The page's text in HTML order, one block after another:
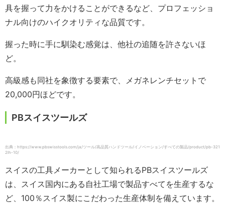
具を握って力をかけることができるなど、プロフェッショ
ナル向けのハイクオリティな品質です。
握った時に手に馴染む感覚は、他社の追随を許さないほ
ど。
高級感も同社を象徴する要素で、メガネレンチセットで
20,000円ほどです。
PBスイスツールズ
出典：https://www.pbswisstools.com/ja/ツール/高品質ハンドツール/イノベーション/すべての製品/product/pb-321
2lh-10/
スイスの工具メーカーとして知られるPBスイスツールズ
は、スイス国内にある自社工場で製品すべてを生産するな
ど、100％スイス製にこだわった生産体制を備えています。